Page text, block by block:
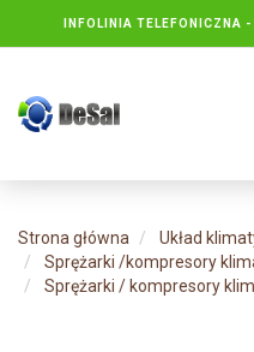
INFOLINIA TELEFONICZNA -
PONIEDZIAŁKU DO PIĄTKU :
Strona główna
Układ
Sprężarki /kompresory
Sprężarki / kompresory